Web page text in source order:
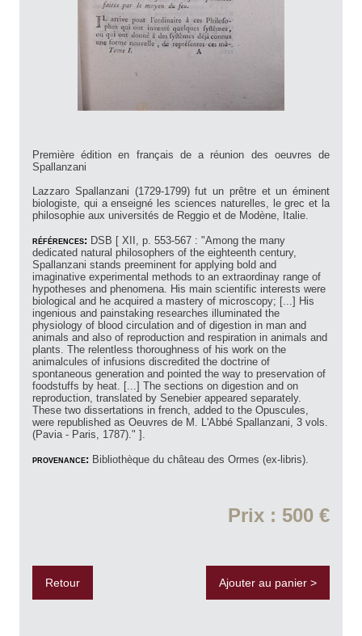
Première édition en français de a réunion des oeuvres de
Spallanzani
Lazzaro Spallanzani (1729-1799) fut un prêtre et un éminent
biologiste, qui a enseigné les sciences naturelles, le grec et la
philosophie aux universités de Reggio et de Modène, Italie.
références: DSB [ XII, p. 553-567 : "Among the many
dedicated natural philosophers of the eighteenth century,
Spallanzani stands preeminent for applying bold and
imaginative experimental methods to an extraordinay range of
hypotheses and phenomena. His main scientific interests were
biological and he acquired a mastery of microscopy; [...] His
ingenious and painstaking researches illuminated the
physiology of blood circulation and of digestion in man and
animals and also of reproduction and respiration in animals and
plants. The relentless thoroughness of his work on the
animalcules of infusions discredited the doctrine of
spontaneous generation and pointed the way to preservation of
foodstuffs by heat. [...] The sections on digestion and on
reproduction, translated by Senebier appeared separately.
These two dissertations in french, added to the Opuscules,
were republished as Oeuvres de M. L'Abbé Spallanzani, 3 vols.
(Pavia - Paris, 1787)." ].
provenance: Bibliothèque du château des Ormes (ex-libris).
Prix : 500 €
Retour Ajouter au panier >